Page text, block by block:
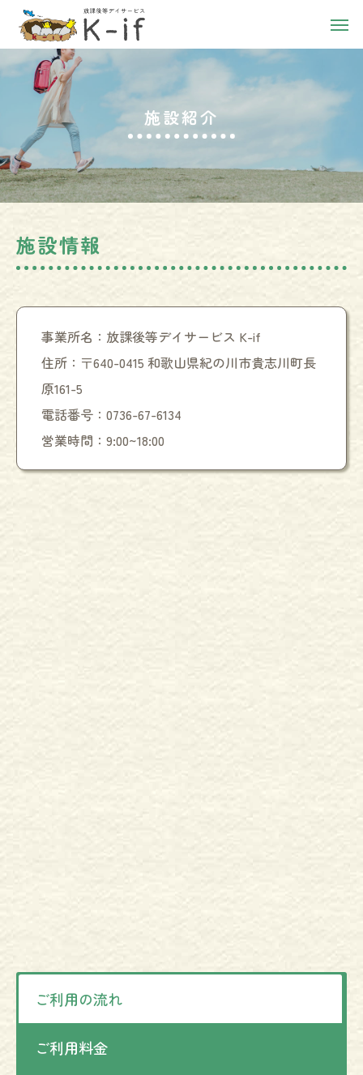
施設紹介
施設情報
事業所名：放課後等デイサービス K-if
住所：〒640-0415 和歌山県紀の川市貴志川町長
原161-5
電話番号：0736-67-6134
営業時間：9:00~18:00
ご利用の流れ
ご利用料金